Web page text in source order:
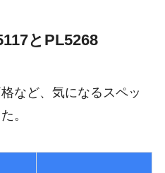
とPL5268
など、気になるスペッ
。